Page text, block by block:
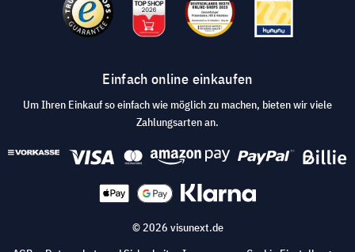
Einfach online einkaufen
Um Ihren Einkauf so einfach wie möglich zu machen, bieten wir viele
Zahlungsarten an.
© 2026 visunext.de